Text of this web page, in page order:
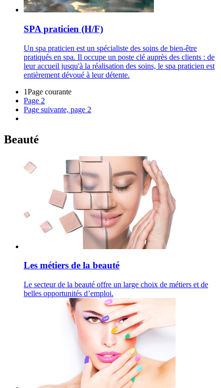
SPA praticien (H/F)
Un spa praticien est un spécialiste des soins de bien-être
pratiqués en spa. Il occupe un poste clé auprès des clients : de
leur accueil jusqu'à la réalisation des soins, le spa praticien est
entièrement dévoué à leur détente.
1Page courante
Page 2
Page suivante, page 2
Beauté
Les métiers de la beauté
Le secteur de la beauté offre un large choix de métiers et de
belles opportunités d’emploi.